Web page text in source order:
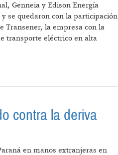
Genneia y Edison Energía
se quedaron con la participación
Transener, la empresa con la
transporte eléctrico en alta
contra la deriva
en manos extranjeras en